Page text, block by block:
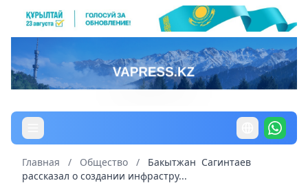
Главная / Общество /
Бакытжан Сагинтаев
рассказал о создании инфрастру...